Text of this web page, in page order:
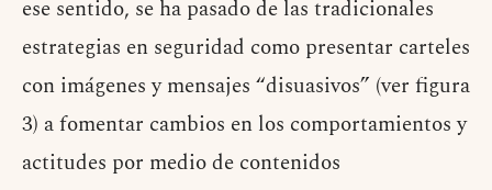
ese sentido, se ha pasado de las tradicionales
estrategias en seguridad como presentar carteles
con imágenes y mensajes “disuasivos” (ver figura
3) a fomentar cambios en los comportamientos y
actitudes por medio de contenidos